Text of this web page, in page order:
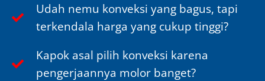
Udah nemu konveksi yang bagus, tapi
terkendala harga yang cukup tinggi?
Kapok asal pilih konveksi karena
pengerjaannya molor banget?